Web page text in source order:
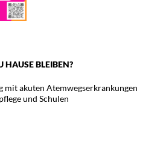
BLEIBEN?
mit akuten Atemwegserkrankungen
und Schulen